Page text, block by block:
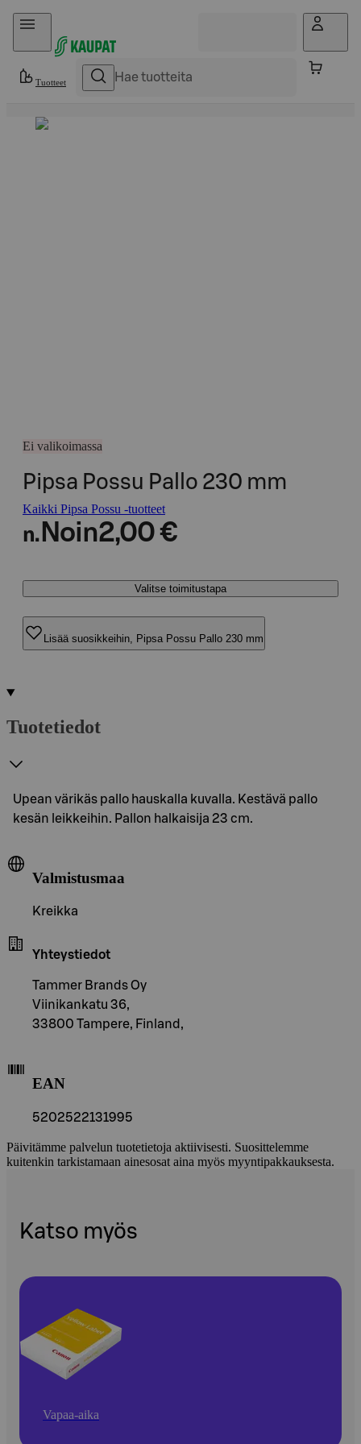
Hyppää sisältöön
Tuotteet
Ei valikoimassa
Pipsa Possu Pallo 230 mm
Kaikki Pipsa Possu -tuotteet
n. Noin2,00 €
Valitse toimitustapa
Lisää suosikkeihin, Pipsa Possu Pallo 230 mm
Tuotetiedot
Upean värikäs pallo hauskalla kuvalla. Kestävä pallo
kesän leikkeihin. Pallon halkaisija 23 cm.
Valmistusmaa
Kreikka
Yhteystiedot
Tammer Brands Oy
Viinikankatu 36,
33800 Tampere, Finland,
EAN
5202522131995
Päivitämme palvelun tuotetietoja aktiivisesti. Suosittelemme
kuitenkin tarkistamaan ainesosat aina myös myyntipakkauksesta.
Katso myös
Vapaa-aika